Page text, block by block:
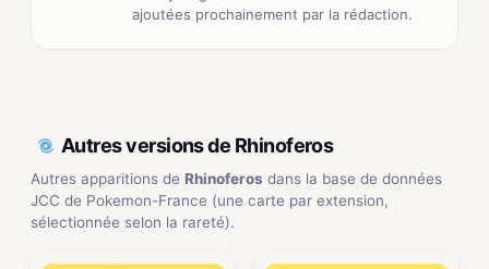
ajoutées prochainement par la rédaction.
Autres versions de Rhinoferos
Autres apparitions de Rhinoferos dans la base de données
JCC de Pokemon-France (une carte par extension,
sélectionnée selon la rareté).